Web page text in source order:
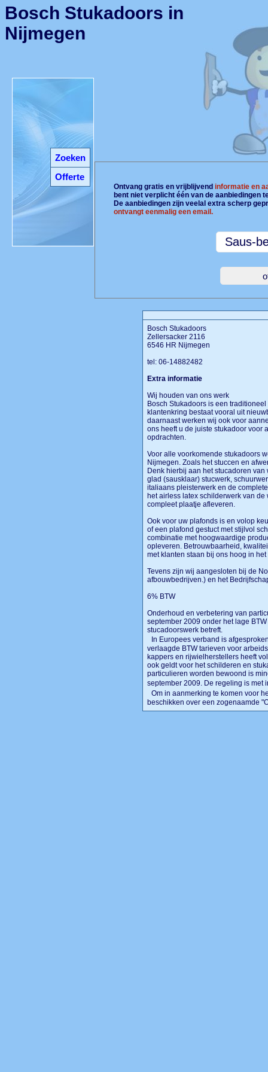
Zoeken
Offerte
Bosch Stukadoors in
Nijmegen
Ontvang gratis en vrijblijvendinformatie en
bent niet verplicht één van de aanbiedingen
De aanbiedingen zijn veelal extra scherp
ontvangt eenmalig een email.
Bosch Stukadoors
Zellersacker 2116
6546 HR Nijmegen
tel: 06-14882482
Extra informatie
Wij houden van ons werk
Bosch Stukadoors is een
klantenkring bestaat vooral uit
daarnaast werken wij ook voor
ons heeft u de juiste stukadoor voor
opdrachten.
Voor alle voorkomende stukadoors
Nijmegen. Zoals het stuccen en
Denk hierbij aan het stucadoren
glad (sausklaar) stucwerk,
italiaans pleisterwerk en de
het airless latex schilderwerk van
compleet plaatje afleveren.
Ook voor uw plafonds is en volop
of een plafond gestuct met stijlvol
combinatie met hoogwaardige
opleveren. Betrouwbaarheid,
met klanten staan bij ons hoog in
Tevens zijn wij aangesloten bij de
afbouwbedrijven.) en het
6% BTW
Onderhoud en verbetering van
september 2009 onder het lage
stucadoorswerk betreft.
In Europees verband is
verlaagde BTW tarieven voor
kappers en rijwielherstellers heeft
ook geldt voor het schilderen en
particulieren worden bewoond is
september 2009. De regeling is
Om in aanmerking te komen voor
beschikken over een zogenaamde